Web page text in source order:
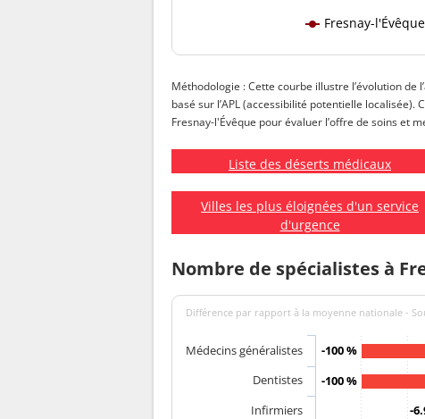
Fresnay-l'Évêque
Méthodologie : Cette courbe illustre l’évolution de
basé sur l’APL (accessibilité potentielle
Fresnay-l'Évêque pour évaluer l’offre de soins et
Liste des déserts médicaux
Villes les plus éloignées d'un service
d'urgence
Nombre de spécialistes à
Différence par rapport à la moyenne nationale -
-100 %
-100 %
-
Médecins généralistes
Dentistes
Infirmiers